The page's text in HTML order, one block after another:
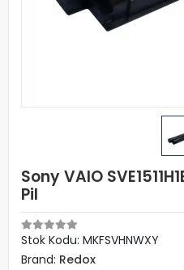
Sony VAIO
Pil
Stok Kodu: MKFSVHNWXY
Brand: Redox